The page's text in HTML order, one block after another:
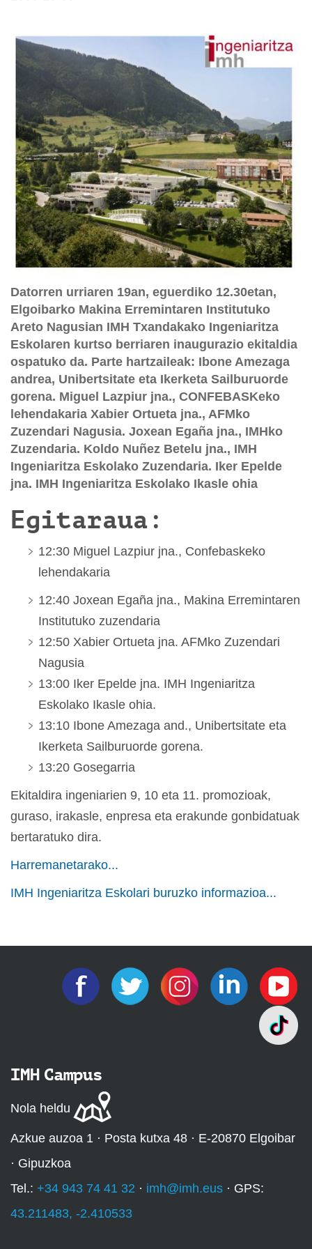
Datorren urriaren 19an, eguerdiko 12.30etan,
Elgoibarko Makina Erremintaren Institutuko
Areto Nagusian IMH Txandakako Ingeniaritza
Eskolaren kurtso berriaren inaugurazio ekitaldia
ospatuko da. Parte hartzaileak: Ibone Amezaga
andrea, Unibertsitate eta Ikerketa Sailburuorde
gorena. Miguel Lazpiur jna., CONFEBASKeko
lehendakaria Xabier Ortueta jna., AFMko
Zuzendari Nagusia. Joxean Egaña jna., IMHko
Zuzendaria. Koldo Nuñez Betelu jna., IMH
Ingeniaritza Eskolako Zuzendaria. Iker Epelde
jna. IMH Ingeniaritza Eskolako Ikasle ohia
Egitaraua:
12:30 Miguel Lazpiur jna., Confebaskeko
lehendakaria
12:40 Joxean Egaña jna., Makina Erremintaren
Institutuko zuzendaria
12:50 Xabier Ortueta jna. AFMko Zuzendari
Nagusia
13:00 Iker Epelde jna. IMH Ingeniaritza
Eskolako Ikasle ohia.
13:10 Ibone Amezaga and., Unibertsitate eta
Ikerketa Sailburuorde gorena.
13:20 Gosegarria
Ekitaldira ingeniarien 9, 10 eta 11. promozioak,
guraso, irakasle, enpresa eta erakunde gonbidatuak
bertaratuko dira.
Harremanetarako...
IMH Ingeniaritza Eskolari buruzko informazioa...
IMH Campus
Nola heldu
Azkue auzoa 1 · Posta kutxa 48 · E-20870 Elgoibar
· Gipuzkoa
Tel.: +34 943 74 41 32 · imh@imh.eus · GPS:
43.211483, -2.410533